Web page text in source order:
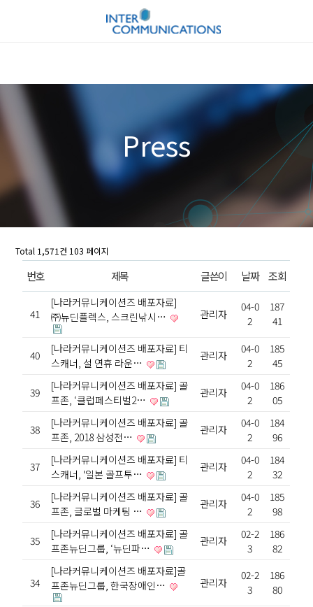
Press
Total 1,571건 103 페이지
번호 제목 글쓴이 날짜 조회
41
[나라커뮤니케이션즈 배포자료]
㈜뉴딘플렉스, 스크린낚시…
관리자
04-0
2
187
41
40
[나라커뮤니케이션즈 배포자료] 티
스캐너, 설 연휴 라운…
관리자
04-0
2
185
45
39
[나라커뮤니케이션즈 배포자료] 골
프존, ‘클럽페스티벌2…
관리자
04-0
2
186
05
38
[나라커뮤니케이션즈 배포자료] 골
프존, 2018 삼성전…
관리자
04-0
2
184
96
37
[나라커뮤니케이션즈 배포자료] 티
스캐너, '일본 골프투…
관리자
04-0
2
184
32
36
[나라커뮤니케이션즈 배포자료] 골
프존, 글로벌 마케팅 …
관리자
04-0
2
185
98
35
[나라커뮤니케이션즈 배포자료] 골
프존뉴딘그룹, ‘뉴딘파…
관리자
02-2
3
186
82
34
[나라커뮤니케이션즈 배포자료]골
프존뉴딘그룹, 한국장애인…
관리자
02-2
3
186
80